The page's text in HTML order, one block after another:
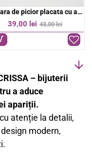
-9%Bratara de picior placata cu aur 18k
39,00 lei 43,00 lei
– bijuterii
a aduce
apariții.
atenție la detalii,
modern,